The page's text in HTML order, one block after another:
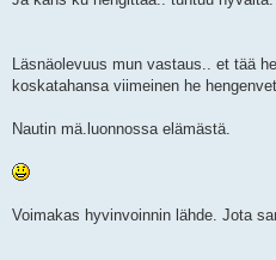
Läsnäolevuus mun vastaus.. et tää
koskatahansa viimeinen he
Nautin mä.luonnossa elämästä.
Voimakas hyvinvoinnin lähde. Jota